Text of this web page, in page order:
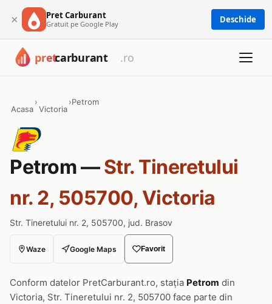
× Pret Carburant
Gratuit pe Google Play Deschide
Acasa
›
Victoria
›Petrom
Petrom —Str. Tineretului
nr. 2, 505700, Victoria
Str. Tineretului nr. 2, 505700, jud. Brasov
Waze Google Maps Favorit
Conform datelor PretCarburant.ro, stația Petrom din
Victoria, Str. Tineretului nr. 2, 505700 face parte din